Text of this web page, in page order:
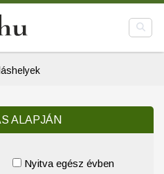
ALAPJÁN
Nyitva egész évben